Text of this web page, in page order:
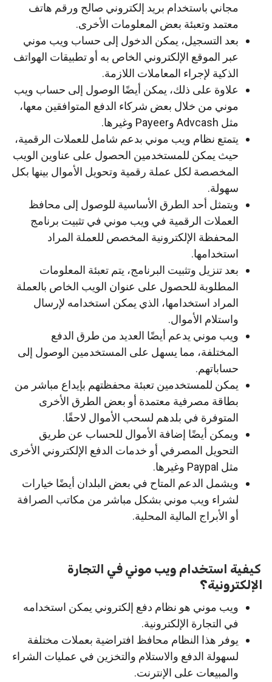
مجاني باستخدام بريد إلكتروني صالح ورقم هاتف
معتمد وتعبئة بعض المعلومات الأخرى.
بعد التسجيل، يمكن الدخول إلى حساب ويب موني
عبر الموقع الإلكتروني الخاص به أو تطبيقات الهواتف
الذكية لإجراء المعاملات اللازمة.
علاوة على ذلك، يمكن أيضًا الوصول إلى حساب ويب
موني من خلال بعض شركاء الدفع المتوافقين معها،
مثل Advcash وPayeer وغيرها.
يتمتع نظام ويب موني بدعم شامل للعملات الرقمية،
حيث يمكن للمستخدمين الحصول على عناوين الويب
المخصصة لكل عملة رقمية وتحويل الأموال بينها بكل
سهولة.
ويتمثل أحد الطرق الأساسية للوصول إلى محافظ
العملات الرقمية في ويب موني في تثبيت برنامج
المحفظة الإلكترونية المخصص للعملة المراد
استخدامها.
بعد تنزيل وتثبيت البرنامج، يتم تعبئة المعلومات
المطلوبة للحصول على عنوان الويب الخاص بالعملة
المراد استخدامها، الذي يمكن استخدامه لإرسال
واستلام الأموال.
ويب موني يدعم أيضًا العديد من طرق الدفع
المختلفة، مما يسهل على المستخدمين الوصول إلى
حساباتهم.
يمكن للمستخدمين تعبئة محفظتهم بإيداع مباشر من
بطاقة مصرفية معتمدة أو بعض الطرق الأخرى
المتوفرة في بلدهم لسحب الأموال لاحقًا.
ويمكن أيضًا إضافة الأموال للحساب عن طريق
التحويل المصرفي أو خدمات الدفع الإلكتروني الأخرى
مثل Paypal وغيرها.
ويشمل الدعم المتاح في بعض البلدان أيضًا خيارات
لشراء ويب موني بشكل مباشر من مكاتب الصرافة
أو الأبراج المالية المحلية.
كيفية استخدام ويب موني في التجارة
الإلكترونية؟
ويب موني هو نظام دفع إلكتروني يمكن استخدامه
في التجارة الإلكترونية.
يوفر هذا النظام محافظ افتراضية بعملات مختلفة
لسهولة الدفع والاستلام والتخزين في عمليات الشراء
والمبيعات على الإنترنت.